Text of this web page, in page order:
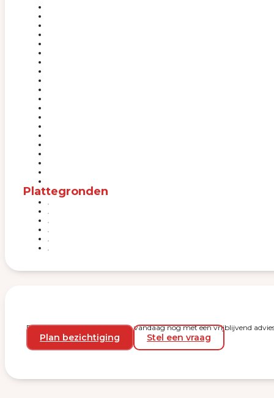
Plattegronden
Plan een bezichtiging en start vandaag nog met een vrijblijvend
Plan bezichtiging Stel een vraag